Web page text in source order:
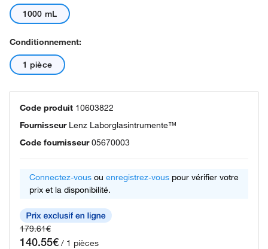
1000 mL
Conditionnement:
1 pièce
Code produit 10603822
Fournisseur Lenz Laborglasintrumente™
Code fournisseur 05670003
Connectez-vous ou enregistrez-vous pour vérifier votre
prix et la disponibilité.
179.61€
140.55€ / 1 pièces